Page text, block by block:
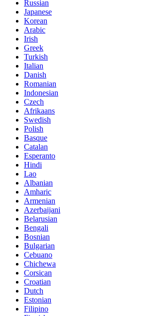
Russian
Japanese
Korean
Arabic
Irish
Greek
Turkish
Italian
Danish
Romanian
Indonesian
Czech
Afrikaans
Swedish
Polish
Basque
Catalan
Esperanto
Hindi
Lao
Albanian
Amharic
Armenian
Azerbaijani
Belarusian
Bengali
Bosnian
Bulgarian
Cebuano
Chichewa
Corsican
Croatian
Dutch
Estonian
Filipino